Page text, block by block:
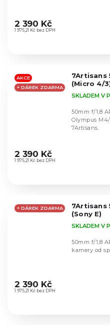
hodnocení
produktu
hvězdiček.
1 975,21 Kč bez DPH
2 390 Kč
AKCE
+ DÁREK ZDARMA
7Artisans
(Micro 4/
hodnocení
produktu
hvězdiček.
SKLADEM V
1 975,21 Kč bez DPH
2 390 Kč
50mm f/1,8
Olympus
7Artisans.
+ DÁREK ZDARMA
7Artisans
(Sony E)
hodnocení
produktu
SKLADEM V
1 975,21 Kč bez DPH
2 390 Kč
50mm f/1,8
kamery od